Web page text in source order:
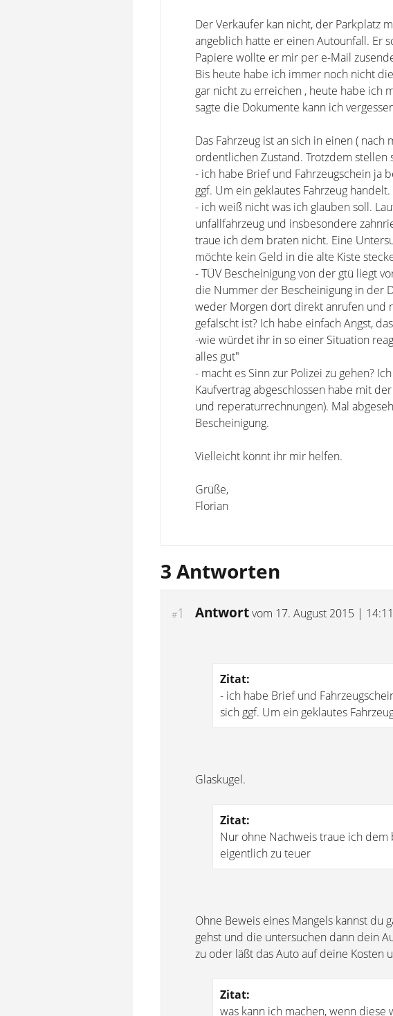
Der Verkäufer kan nicht, der Parkplatz
angeblich hatte er einen Autounfall. Er
Papiere wollte er mir per e-Mail
Bis heute habe ich immer noch nicht
gar nicht zu erreichen , heute habe
sagte die Dokumente kann ich
Das Fahrzeug ist an sich in einen (
ordentlichen Zustand. Trotzdem
- ich habe Brief und Fahrzeugschein ja
ggf. Um ein geklautes Fahrzeug
- ich weiß nicht was ich glauben soll.
unfallfahrzeug und insbesondere
traue ich dem braten nicht. Eine
möchte kein Geld in die alte Kiste
- TÜV Bescheinigung von der gtü liegt
die Nummer der Bescheinigung in der
weder Morgen dort direkt anrufen und
gefälscht ist? Ich habe einfach Angst,
-wie würdet ihr in so einer Situation
alles gut"
- macht es Sinn zur Polizei zu gehen?
Kaufvertrag abgeschlossen habe mit
und reperaturrechnungen). Mal
Bescheinigung.
Vielleicht könnt ihr mir helfen.
Grüße,
Florian
3 Antworten
#1 Antwortvom 17. August 2015 | 14:11
Zitat:
- ich habe Brief und
sich ggf. Um ein geklautes
Glaskugel.
Zitat:
Nur ohne Nachweis traue ich
eigentlich zu teuer
Ohne Beweis eines Mangels kannst du
gehst und die untersuchen dann dein
zu oder läßt das Auto auf deine Kosten
Zitat:
was kann ich machen, wenn diese